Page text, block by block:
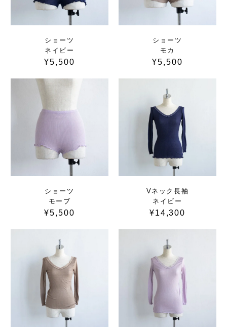
ショーツ
ネイビー
¥5,500
ショーツ
モカ
¥5,500
ショーツ
モーブ
¥5,500
Vネック長袖
ネイビー
¥14,300